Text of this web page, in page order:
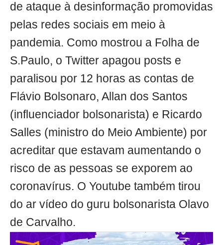
de ataque à desinformação promovidas
pelas redes sociais em meio à
pandemia. Como mostrou a Folha de
S.Paulo, o Twitter apagou posts e
paralisou por 12 horas as contas de
Flávio Bolsonaro, Allan dos Santos
(influenciador bolsonarista) e Ricardo
Salles (ministro do Meio Ambiente) por
acreditar que estavam aumentando o
risco de as pessoas se exporem ao
coronavírus. O Youtube também tirou
do ar vídeo do guru bolsonarista Olavo
de Carvalho.